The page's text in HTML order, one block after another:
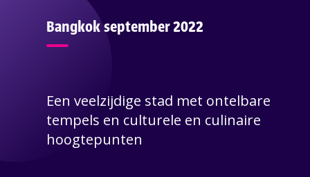
Bangkok september 2022
Een veelzijdige stad met ontelbare
tempels en culturele en culinaire
hoogtepunten